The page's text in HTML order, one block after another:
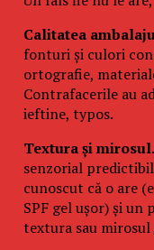
Calitatea
fonturi și culori
ortografie,
Contrafacerile au
ieftine, typos.
Textura și mirosul.
senzorial
cunoscut că o are
SPF gel ușor) și un
textura sau mirosul